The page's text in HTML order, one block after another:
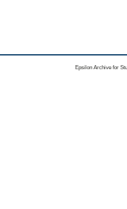
Epsilon Archive for